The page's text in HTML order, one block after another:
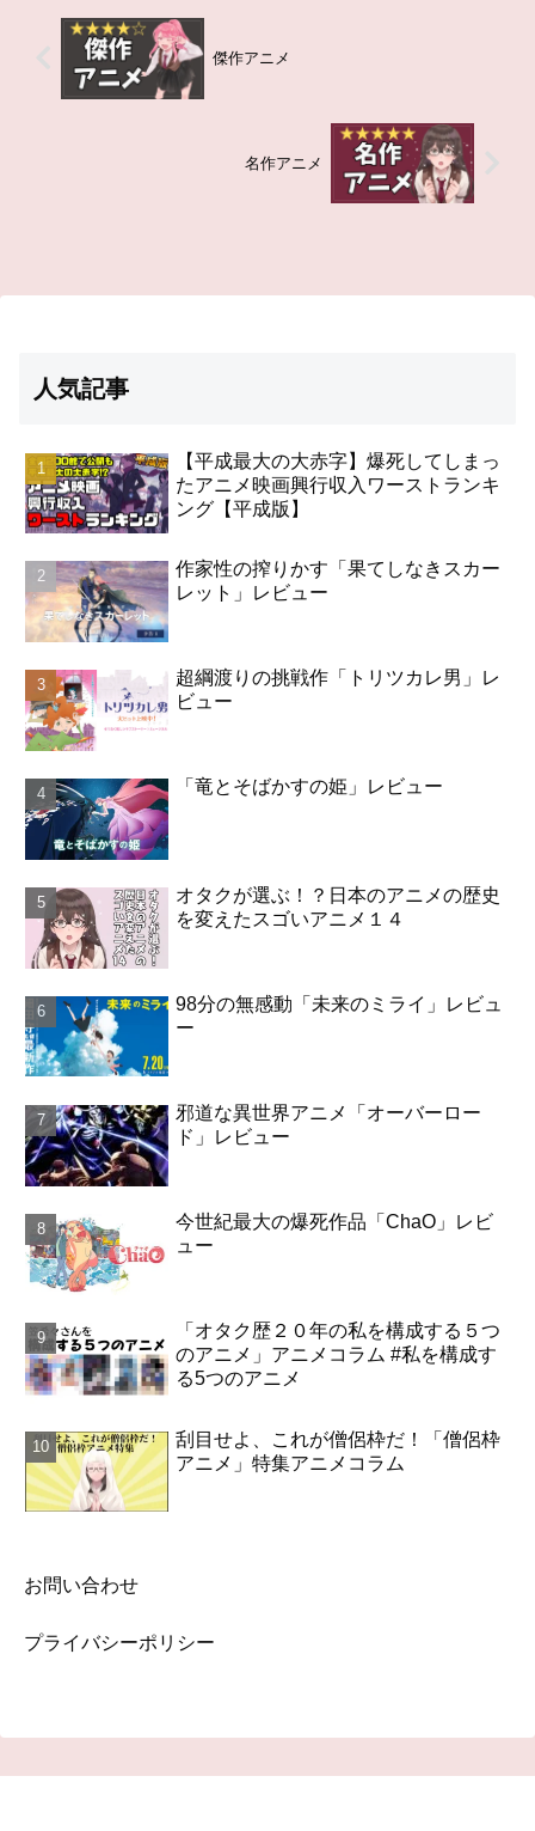
傑作アニメ
名作アニメ
人気記事
【平成最大の大赤字】爆死してしまっ
たアニメ映画興行収入ワーストランキ
ング【平成版】
作家性の搾りかす「果てしなきスカー
レット」レビュー
超綱渡りの挑戦作「トリツカレ男」レ
ビュー
「竜とそばかすの姫」レビュー
オタクが選ぶ！？日本のアニメの歴史
を変えたスゴいアニメ１４
98分の無感動「未来のミライ」レビュ
ー
邪道な異世界アニメ「オーバーロー
ド」レビュー
今世紀最大の爆死作品「ChaO」レビ
ュー
「オタク歴２０年の私を構成する５つ
のアニメ」アニメコラム #私を構成す
る5つのアニメ
刮目せよ、これが僧侶枠だ！「僧侶枠
アニメ」特集アニメコラム
お問い合わせ
プライバシーポリシー